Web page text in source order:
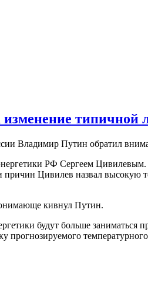
типичной
Путин обратил
РФ Сергеем
Цивилев назвал высокую
кивнул Путин.
будут больше
прогнозируемого